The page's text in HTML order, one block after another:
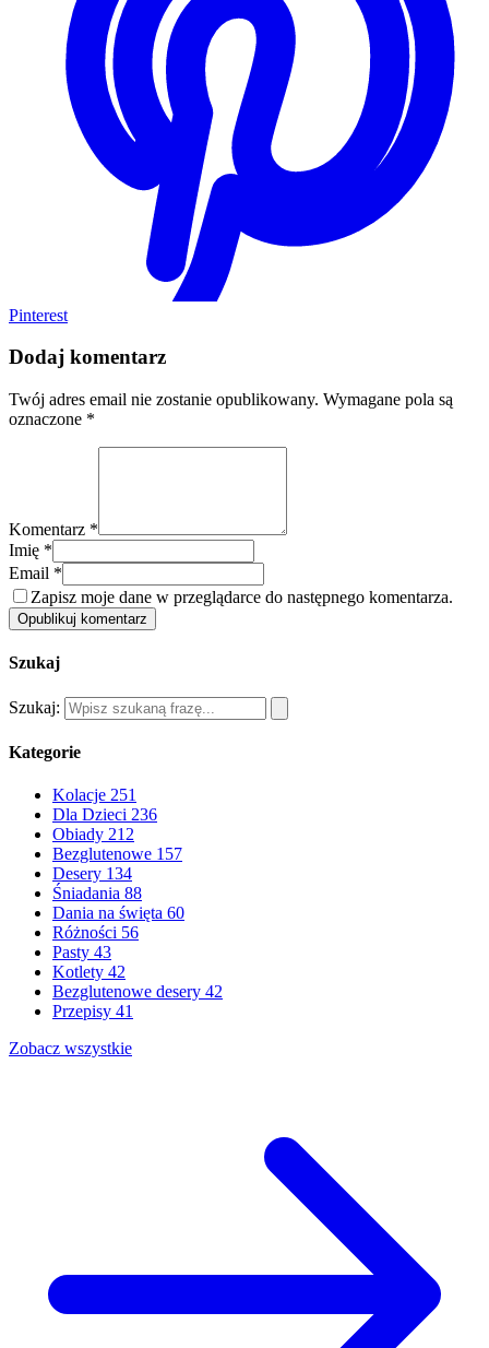
Pinterest
Dodaj komentarz
Twój adres email nie zostanie opublikowany. Wymagane pola są
oznaczone *
Komentarz *
Imię *
Email *
Zapisz moje dane w przeglądarce do następnego komentarza.
Opublikuj komentarz
Szukaj
Szukaj:
Kategorie
Kolacje 251
Dla Dzieci 236
Obiady 212
Bezglutenowe 157
Desery 134
Śniadania 88
Dania na święta 60
Różności 56
Pasty 43
Kotlety 42
Bezglutenowe desery 42
Przepisy 41
Zobacz wszystkie